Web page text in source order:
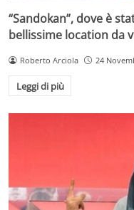
“Sandokan”, dove è
bellissime location da
Roberto Arciola 24
Leggi di più